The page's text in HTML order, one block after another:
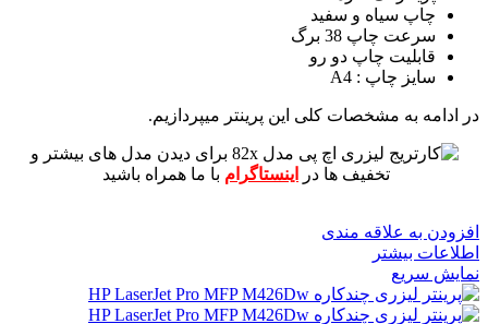
چاپ سیاه و سفید
سرعت چاپ 38 برگ
قابلیت چاپ دو رو
سایز چاپ : A4
در ادامه به مشخصات کلی این پرینتر میپردازیم.
برای دیدن مدل های بیشتر و
تخفیف ها در
اینستاگرام با ما همراه باشید
افزودن به علاقه مندی
اطلاعات بیشتر
نمایش سریع